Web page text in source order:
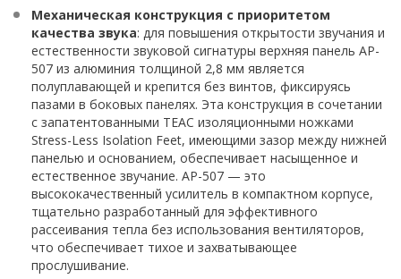
Механическая конструкция с приоритетом
качества звука: для повышения открытости звучания и
естественности звуковой сигнатуры верхняя панель AP-
507 из алюминия толщиной 2,8 мм является
полуплавающей и крепится без винтов, фиксируясь
пазами в боковых панелях. Эта конструкция в сочетании
с запатентованными TEAC изоляционными ножками
Stress-Less Isolation Feet, имеющими зазор между нижней
панелью и основанием, обеспечивает насыщенное и
естественное звучание. AP-507 — это
высококачественный усилитель в компактном корпусе,
тщательно разработанный для эффективного
рассеивания тепла без использования вентиляторов,
что обеспечивает тихое и захватывающее
прослушивание.